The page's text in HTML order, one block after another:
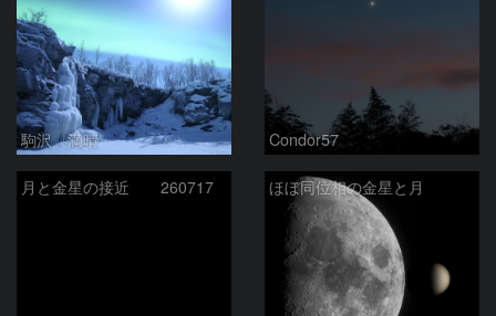
駒沢 満晴 Condor57
月と金星の接近 260717 ほぼ同位相の金星と月